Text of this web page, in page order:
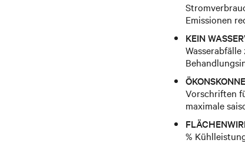
Emissionen
KEIN
Vorschriften
maximale
%